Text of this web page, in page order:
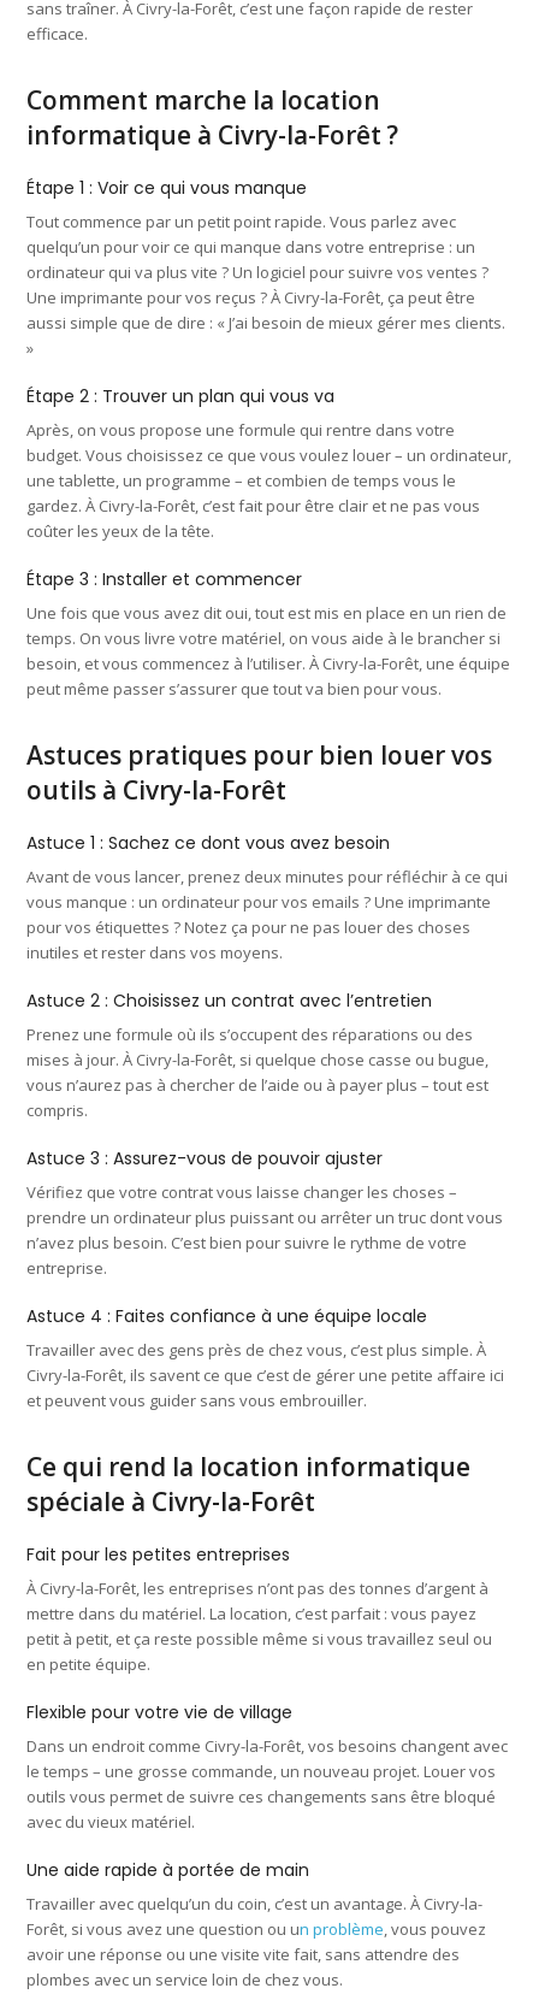
sans traîner. À Civry-la-Forêt, c’est une façon rapide de rester
efficace.
Comment marche la location
informatique à Civry-la-Forêt ?
Étape 1 : Voir ce qui vous manque
Tout commence par un petit point rapide. Vous parlez avec
quelqu’un pour voir ce qui manque dans votre entreprise : un
ordinateur qui va plus vite ? Un logiciel pour suivre vos ventes ?
Une imprimante pour vos reçus ? À Civry-la-Forêt, ça peut être
aussi simple que de dire : « J’ai besoin de mieux gérer mes clients.
»
Étape 2 : Trouver un plan qui vous va
Après, on vous propose une formule qui rentre dans votre
budget. Vous choisissez ce que vous voulez louer – un ordinateur,
une tablette, un programme – et combien de temps vous le
gardez. À Civry-la-Forêt, c’est fait pour être clair et ne pas vous
coûter les yeux de la tête.
Étape 3 : Installer et commencer
Une fois que vous avez dit oui, tout est mis en place en un rien de
temps. On vous livre votre matériel, on vous aide à le brancher si
besoin, et vous commencez à l’utiliser. À Civry-la-Forêt, une équipe
peut même passer s’assurer que tout va bien pour vous.
Astuces pratiques pour bien louer vos
outils à Civry-la-Forêt
Astuce 1 : Sachez ce dont vous avez besoin
Avant de vous lancer, prenez deux minutes pour réfléchir à ce qui
vous manque : un ordinateur pour vos emails ? Une imprimante
pour vos étiquettes ? Notez ça pour ne pas louer des choses
inutiles et rester dans vos moyens.
Astuce 2 : Choisissez un contrat avec l’entretien
Prenez une formule où ils s’occupent des réparations ou des
mises à jour. À Civry-la-Forêt, si quelque chose casse ou bugue,
vous n’aurez pas à chercher de l’aide ou à payer plus – tout est
compris.
Astuce 3 : Assurez-vous de pouvoir ajuster
Vérifiez que votre contrat vous laisse changer les choses –
prendre un ordinateur plus puissant ou arrêter un truc dont vous
n’avez plus besoin. C’est bien pour suivre le rythme de votre
entreprise.
Astuce 4 : Faites confiance à une équipe locale
Travailler avec des gens près de chez vous, c’est plus simple. À
Civry-la-Forêt, ils savent ce que c’est de gérer une petite affaire ici
et peuvent vous guider sans vous embrouiller.
Ce qui rend la location informatique
spéciale à Civry-la-Forêt
Fait pour les petites entreprises
À Civry-la-Forêt, les entreprises n’ont pas des tonnes d’argent à
mettre dans du matériel. La location, c’est parfait : vous payez
petit à petit, et ça reste possible même si vous travaillez seul ou
en petite équipe.
Flexible pour votre vie de village
Dans un endroit comme Civry-la-Forêt, vos besoins changent avec
le temps – une grosse commande, un nouveau projet. Louer vos
outils vous permet de suivre ces changements sans être bloqué
avec du vieux matériel.
Une aide rapide à portée de main
Travailler avec quelqu’un du coin, c’est un avantage. À Civry-la-
Forêt, si vous avez une question ou un problème, vous pouvez
avoir une réponse ou une visite vite fait, sans attendre des
plombes avec un service loin de chez vous.